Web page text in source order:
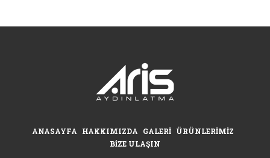
ANASAYFA HAKKIMIZDA GALERI ÜRÜNLERIMIZ
BIZE ULAŞIN